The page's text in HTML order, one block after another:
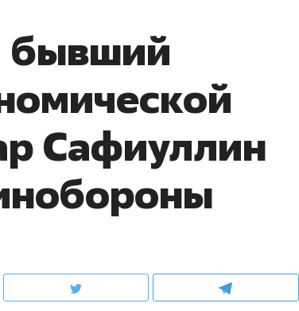
бывший
Сафиуллин